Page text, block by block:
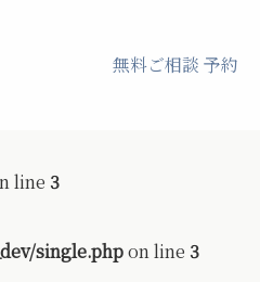
無料ご相談 予約
line 3
single.phpon line 3